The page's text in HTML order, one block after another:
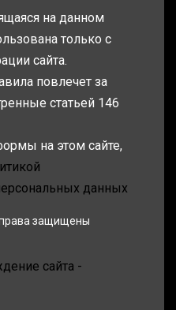
на данном
только с
сайта.
повлечет за
статьей 146
на этом сайте,
данных
защищены
сайта -